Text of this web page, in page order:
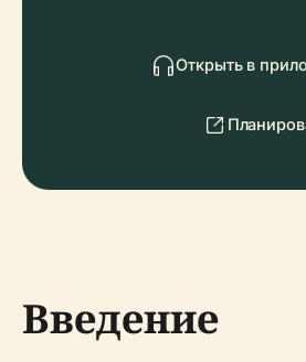
Открыть в
Введение